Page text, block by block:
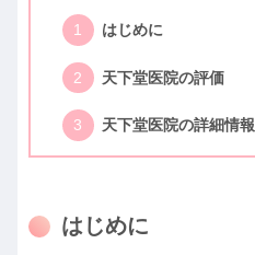
はじめに
天下堂医院の評価
天下堂医院の詳細情報
はじめに